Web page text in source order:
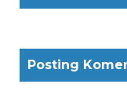
Posting